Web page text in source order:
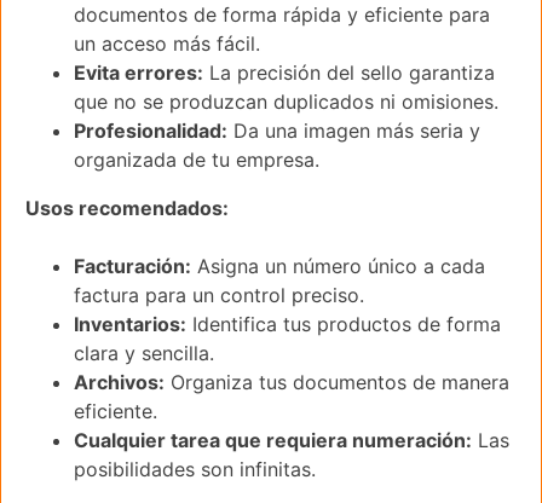
documentos de forma rápida y eficiente para
un acceso más fácil.
Evita errores: La precisión del sello garantiza
que no se produzcan duplicados ni omisiones.
Profesionalidad: Da una imagen más seria y
organizada de tu empresa.
Usos recomendados:
Facturación: Asigna un número único a cada
factura para un control preciso.
Inventarios: Identifica tus productos de forma
clara y sencilla.
Archivos: Organiza tus documentos de manera
eficiente.
Cualquier tarea que requiera numeración: Las
posibilidades son infinitas.